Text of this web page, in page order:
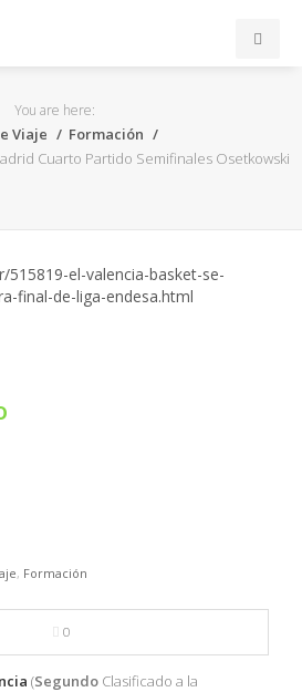
You are here:
Viaje
Formación
Cuarto Partido Semifinales Osetkowski
, Formación
0
(Segundo Clasificado a la